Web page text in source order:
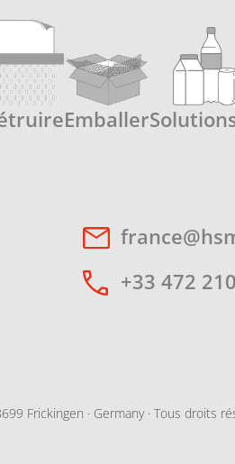
Emballer
+33 472
Frickingen · Germany · Tous droits